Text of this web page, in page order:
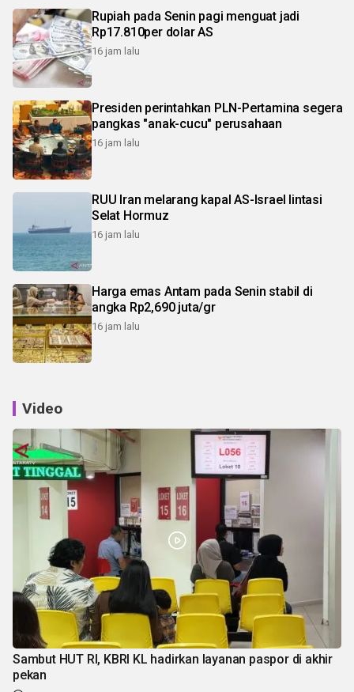
Rupiah pada Senin pagi menguat jadi
Rp17.810per dolar AS
16 jam lalu
Presiden perintahkan PLN-Pertamina segera
pangkas "anak-cucu" perusahaan
16 jam lalu
RUU Iran melarang kapal AS-Israel lintasi
Selat Hormuz
16 jam lalu
Harga emas Antam pada Senin stabil di
angka Rp2,690 juta/gr
16 jam lalu
Video
Sambut HUT RI, KBRI KL hadirkan layanan paspor di akhir
pekan